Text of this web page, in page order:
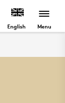
English Menu